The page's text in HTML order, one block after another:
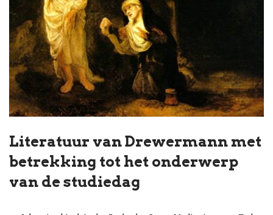
Literatuur van Drewermann met
betrekking tot het onderwerp
van de studiedag